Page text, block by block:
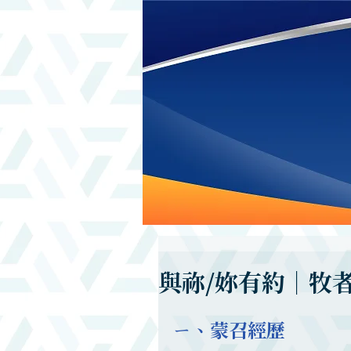
與祢/妳有約｜牧
ㄧ、蒙召經歷